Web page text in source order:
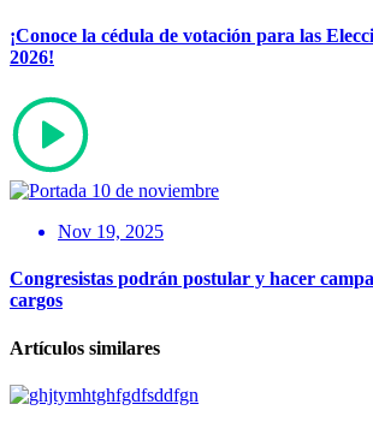
¡Conoce la cédula de votación para las
2026!
Nov 19, 2025
Congresistas podrán postular y hacer
cargos
Artículos similares